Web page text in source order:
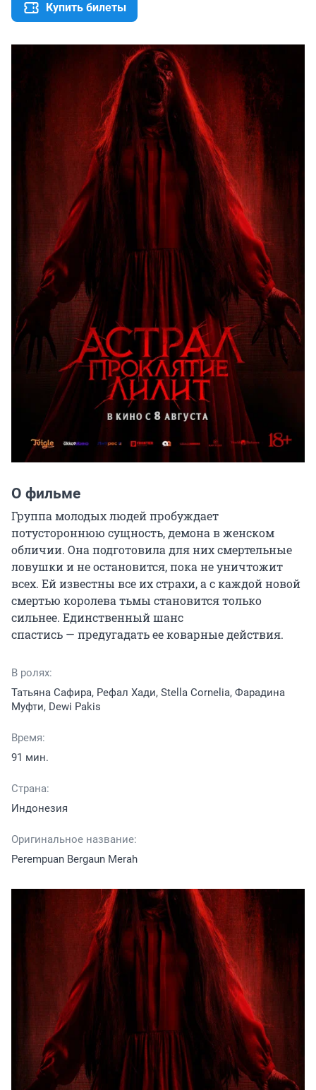
Купить билеты
О фильме
Группа молодых людей пробуждает
потустороннюю сущность, демона в женском
обличии. Она подготовила для них смертельные
ловушки и не остановится, пока не уничтожит
всех. Ей известны все их страхи, а с каждой новой
смертью королева тьмы становится только
сильнее. Единственный шанс
спастись — предугадать ее коварные действия.
В ролях:
Татьяна Сафира, Рефал Хади, Stella Cornelia, Фарадина
Муфти, Dewi Pakis
Время:
91 мин.
Страна:
Индонезия
Оригинальное название:
Perempuan Bergaun Merah